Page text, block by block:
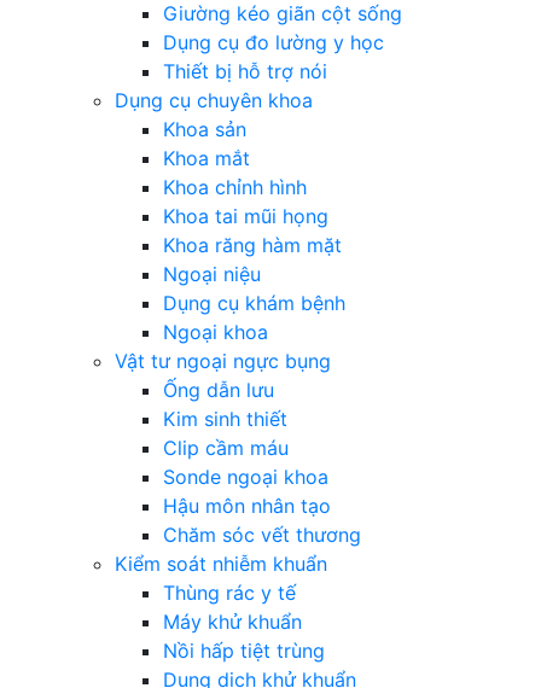
Giường kéo giãn cột sống
Dụng cụ đo lường y học
Thiết bị hỗ trợ nói
Dụng cụ chuyên khoa
Khoa sản
Khoa mắt
Khoa chỉnh hình
Khoa tai mũi họng
Khoa răng hàm mặt
Ngoại niệu
Dụng cụ khám bệnh
Ngoại khoa
Vật tư ngoại ngực bụng
Ống dẫn lưu
Kim sinh thiết
Clip cầm máu
Sonde ngoại khoa
Hậu môn nhân tạo
Chăm sóc vết thương
Kiểm soát nhiễm khuẩn
Thùng rác y tế
Máy khử khuẩn
Nồi hấp tiệt trùng
Dung dịch khử khuẩn